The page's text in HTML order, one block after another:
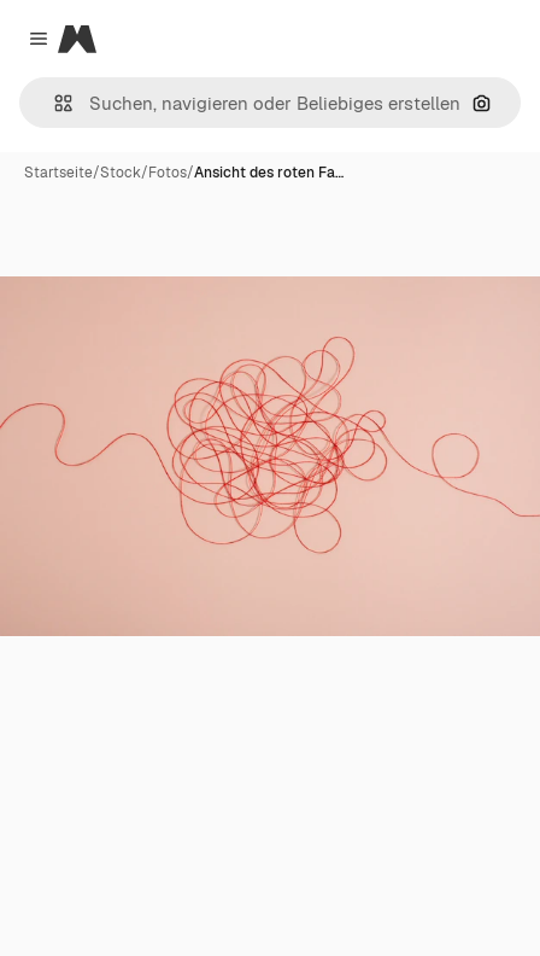
Close menu
Magnific
Nach
Startseite/Stock/Fotos/Ansicht des roten Fa…